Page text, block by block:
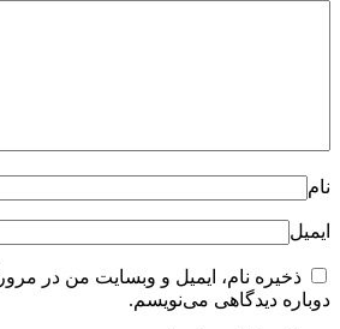
نام
ایمیل
ذخیره نام، ایمیل و وبسایت من در
دوباره دیدگاهی می‌نویسم.